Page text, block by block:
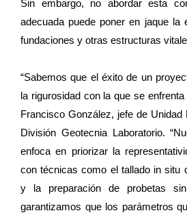
Sin embargo, no abordar esta
adecuada puede poner en jaque la
fundaciones y otras estructuras
“Sabemos que el éxito de un
la rigurosidad con la que se
Francisco González, jefe de Unidad
División Geotecnia Laboratorio.
enfoca en priorizar la
con técnicas como el tallado in situ
y la preparación de probetas
garantizamos que los parámetros